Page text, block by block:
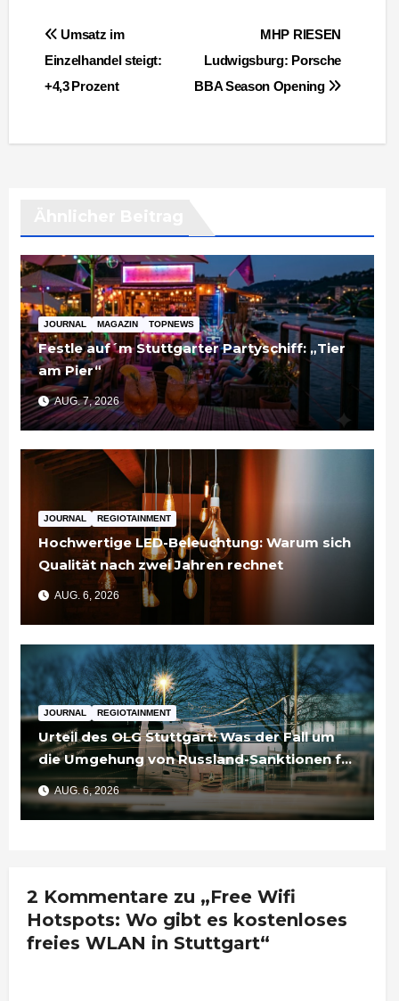
Beitragsnavigation
MHP RIESEN
Ludwigsburg: Porsche
BBA Season Opening
Umsatz im
Einzelhandel steigt:
+4,3 Prozent
JOURNAL MAGAZIN TOPNEWS
Festle auf´m Stuttgarter Partyschiff: „Tier
am Pier“
AUG. 7, 2026
JOURNAL REGIOTAINMENT
Hochwertige LED-Beleuchtung: Warum sich
Qualität nach zwei Jahren rechnet
AUG. 6, 2026
JOURNAL REGIOTAINMENT
Urteil des OLG Stuttgart: Was der Fall um
die Umgehung von Russland-Sanktionen für
Unternehmen bedeutet
AUG. 6, 2026
2 Kommentare zu „Free Wifi
Hotspots: Wo gibt es kostenloses
freies WLAN in Stuttgart“